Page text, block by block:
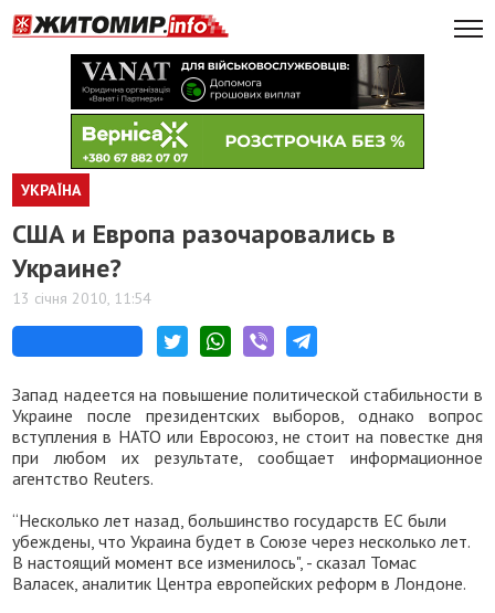
УКРАЇНА
США и Европа разочаровались в
Украине?
13 січня 2010, 11:54
Запад надеется на повышение политической стабильности в
Украине после президентских выборов, однако вопрос
вступления в НАТО или Евросоюз, не стоит на повестке дня
при любом их результате, сообщает информационное
агентство Reuters.
“Несколько лет назад, большинство государств ЕС были
убеждены, что Украина будет в Союзе через несколько лет.
В настоящий момент все изменилось", - сказал Томас
Валасек, аналитик Центра европейских реформ в Лондоне.